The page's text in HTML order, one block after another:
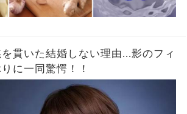
貫いた結婚しない理由...影のフィ
に一同驚愕！！